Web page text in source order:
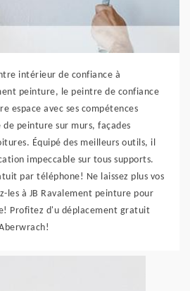
intérieur de confiance à
peinture, le peintre de confiance
espace avec ses compétences
de peinture sur murs, façades
Équipé des meilleurs outils, il
impeccable sur tous supports.
par téléphone! Ne laissez plus vos
les à JB Ravalement peinture pour
Profitez d'u déplacement gratuit